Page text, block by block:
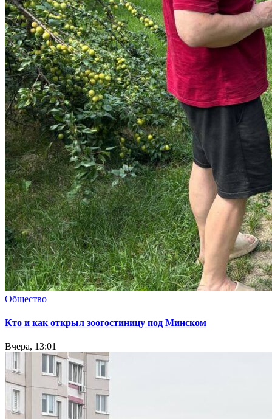
Общество
Кто и как открыл зоогостиницу под Минском
Вчера, 13:01